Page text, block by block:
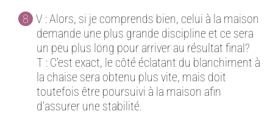
V : Alors, si je comprends bien, celui à la maison
demande une plus grande discipline et ce sera
un peu plus long pour arriver au résultat final?
T : C’est exact, le côté éclatant du blanchiment à
la chaise sera obtenu plus vite, mais doit
toutefois être poursuivi à la maison afin
d’assurer une stabilité.